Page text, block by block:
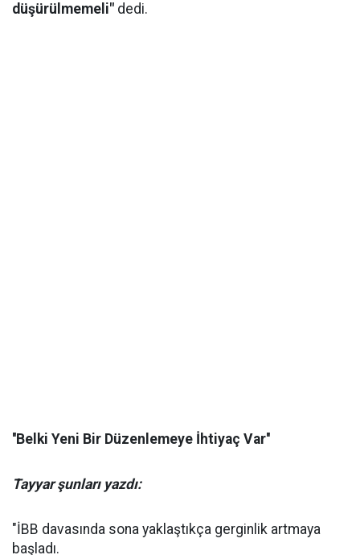
düşürülmemeli" dedi.
''Belki Yeni Bir Düzenlemeye İhtiyaç Var''
Tayyar şunları yazdı:
"İBB davasında sona yaklaştıkça gerginlik artmaya
başladı.